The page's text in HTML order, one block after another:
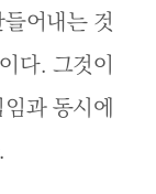
어내는 것
다. 그것이
과 동시에